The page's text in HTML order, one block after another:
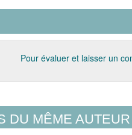
Pour évaluer et laisser un
DU MÊME AUTEUR